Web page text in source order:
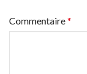
Commentaire*